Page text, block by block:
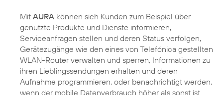
Mit AURA können sich Kunden zum Beispiel über
genutzte Produkte und Dienste informieren,
Serviceanfragen stellen und deren Status verfolgen,
Gerätezugänge wie den eines von Telefónica gestellten
WLAN-Router verwalten und sperren, Informationen zu
ihren Lieblingssendungen erhalten und deren
Aufnahme programmieren, oder benachrichtigt werden,
wenn der mobile Datenverbrauch höher als sonst ist.